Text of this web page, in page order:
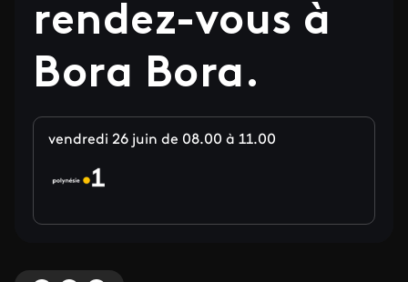
rendez-vous à
Bora Bora.
vendredi 26 juin de 08.00 à 11.00